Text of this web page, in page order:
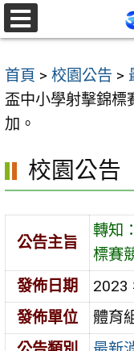
跳
至
要
內
容
首頁 > 校園公告 >
盃中小學射擊錦標
加。
校園公告
公告主旨
轉知
標賽
發佈日期
2023
發佈單位
體育
選
單